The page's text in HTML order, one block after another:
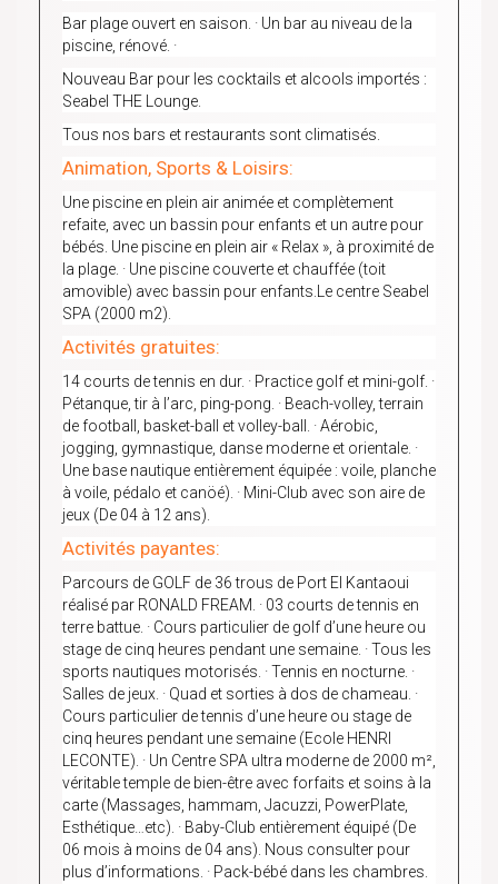
Bar plage ouvert en saison. · Un bar au niveau de la
piscine, rénové. ·
Nouveau Bar pour les cocktails et alcools importés :
Seabel THE Lounge.
Tous nos bars et restaurants sont climatisés.
Animation, Sports & Loisirs:
Une piscine en plein air animée et complètement
refaite, avec un bassin pour enfants et un autre pour
bébés. Une piscine en plein air « Relax », à proximité de
la plage. · Une piscine couverte et chauffée (toit
amovible) avec bassin pour enfants.Le centre Seabel
SPA (2000 m2).
Activités gratuites:
14 courts de tennis en dur. · Practice golf et mini-golf. ·
Pétanque, tir à l’arc, ping-pong. · Beach-volley, terrain
de football, basket-ball et volley-ball. · Aérobic,
jogging, gymnastique, danse moderne et orientale. ·
Une base nautique entièrement équipée : voile, planche
à voile, pédalo et canöé). · Mini-Club avec son aire de
jeux (De 04 à 12 ans).
Activités payantes:
Parcours de GOLF de 36 trous de Port El Kantaoui
réalisé par RONALD FREAM. · 03 courts de tennis en
terre battue. · Cours particulier de golf d’une heure ou
stage de cinq heures pendant une semaine. · Tous les
sports nautiques motorisés. · Tennis en nocturne. ·
Salles de jeux. · Quad et sorties à dos de chameau. ·
Cours particulier de tennis d’une heure ou stage de
cinq heures pendant une semaine (Ecole HENRI
LECONTE). · Un Centre SPA ultra moderne de 2000 m²,
véritable temple de bien-être avec forfaits et soins à la
carte (Massages, hammam, Jacuzzi, PowerPlate,
Esthétique…etc). · Baby-Club entièrement équipé (De
06 mois à moins de 04 ans). Nous consulter pour
plus d’informations. · Pack-bébé dans les chambres.